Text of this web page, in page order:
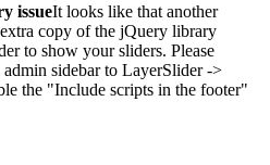
issueIt looks like that another
copy of the jQuery library
to show your sliders. Please
sidebar to LayerSlider ->
the "Include scripts in the footer"